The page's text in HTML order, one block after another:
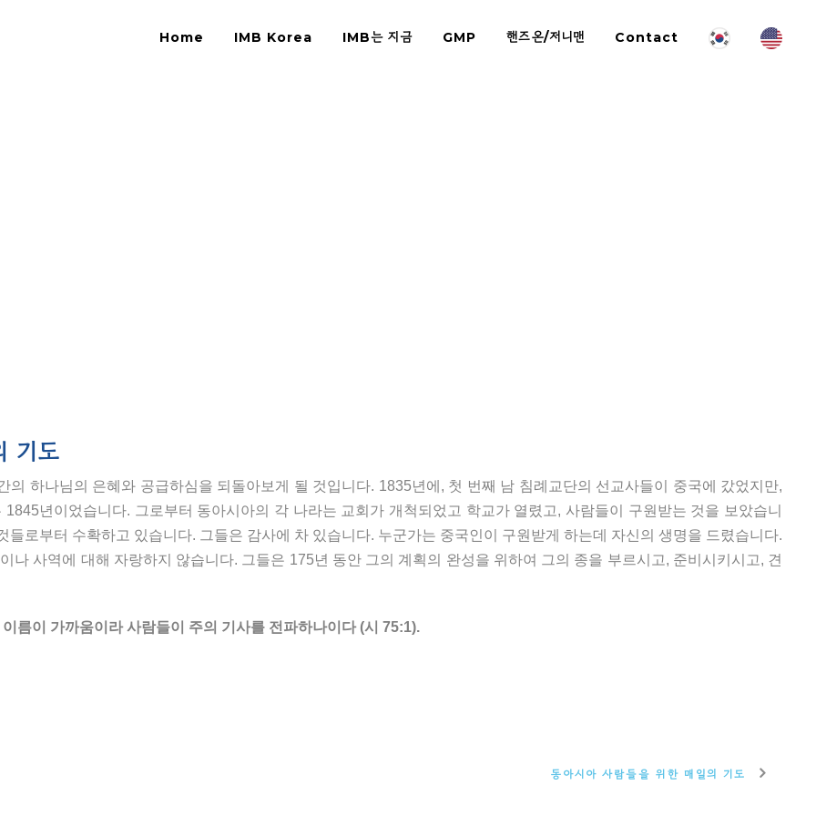
Home IMB Korea IMB는 지금 GMP 핸즈온/저니맨 Contact
기도
의 하나님의 은혜와 공급하심을 되돌아보게 될 것입니다. 1835년에, 첫 번째 남 침례교단의 선교사들이 중국에 갔었지만,
년이었습니다. 그로부터 동아시아의 각 나라는 교회가 개척되었고 학교가 열렸고, 사람들이 구원받는 것을 보았습니
로부터 수확하고 있습니다. 그들은 감사에 차 있습니다. 누군가는 중국인이 구원받게 하는데 자신의 생명을 드렸습니다.
나 사역에 대해 자랑하지 않습니다. 그들은 175년 동안 그의 계획의 완성을 위하여 그의 종을 부르시고, 준비시키시고, 견
름이 가까움이라 사람들이 주의 기사를 전파하나이다 (시 75:1).
동아시아 사람들을 위한 매일의 기도